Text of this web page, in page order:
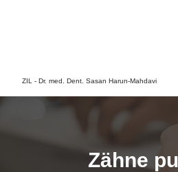
ZIL - Dr. med. Dent. Sasan Harun-Mahdavi
Zähne